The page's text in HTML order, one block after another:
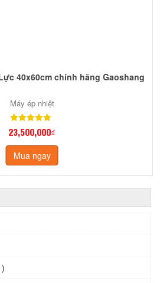
40x60cm chính hãng Gaoshang
Máy ép nhiệt
23,500,000₫
Mua ngay